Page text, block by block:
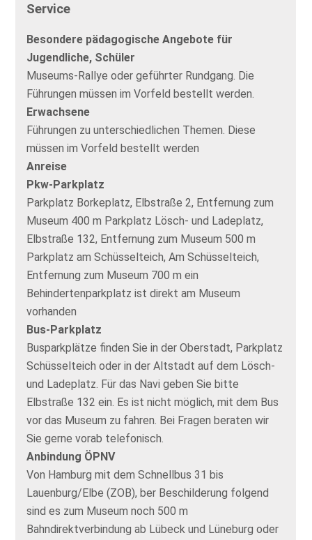
Service
Besondere pädagogische Angebote für
Jugendliche, Schüler
Museums-Rallye oder geführter Rundgang. Die
Führungen müssen im Vorfeld bestellt werden.
Erwachsene
Führungen zu unterschiedlichen Themen. Diese
müssen im Vorfeld bestellt werden
Anreise
Pkw-Parkplatz
Parkplatz Borkeplatz, Elbstraße 2, Entfernung zum
Museum 400 m Parkplatz Lösch- und Ladeplatz,
Elbstraße 132, Entfernung zum Museum 500 m
Parkplatz am Schüsselteich, Am Schüsselteich,
Entfernung zum Museum 700 m ein
Behindertenparkplatz ist direkt am Museum
vorhanden
Bus-Parkplatz
Busparkplätze finden Sie in der Oberstadt, Parkplatz
Schüsselteich oder in der Altstadt auf dem Lösch-
und Ladeplatz. Für das Navi geben Sie bitte
Elbstraße 132 ein. Es ist nicht möglich, mit dem Bus
vor das Museum zu fahren. Bei Fragen beraten wir
Sie gerne vorab telefonisch.
Anbindung ÖPNV
Von Hamburg mit dem Schnellbus 31 bis
Lauenburg/Elbe (ZOB), ber Beschilderung folgend
sind es zum Museum noch 500 m
Bahndirektverbindung ab Lübeck und Lüneburg oder